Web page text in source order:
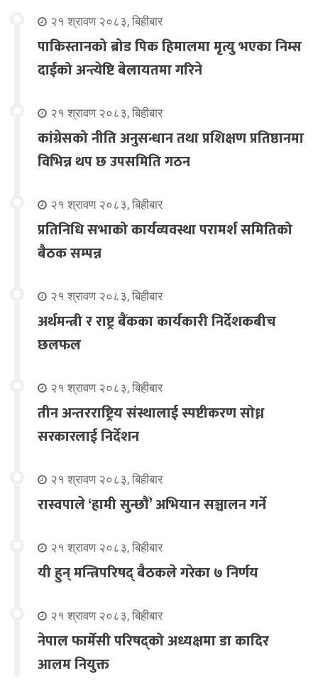
२१ श्रावण २०८३, बिहीबार
पाकिस्तानको ब्रोड पिक हिमालमा मृत्यु भएका निम्स
दाईको अन्त्येष्टि बेलायतमा गरिने
२१ श्रावण २०८३, बिहीबार
कांग्रेसको नीति अनुसन्धान तथा प्रशिक्षण प्रतिष्ठानमा
विभिन्न थप छ उपसमिति गठन
२१ श्रावण २०८३, बिहीबार
प्रतिनिधि सभाको कार्यव्यवस्था परामर्श समितिको
बैठक सम्पन्न
२१ श्रावण २०८३, बिहीबार
अर्थमन्त्री र राष्ट्र बैंकका कार्यकारी निर्देशकबीच
छलफल
२१ श्रावण २०८३, बिहीबार
तीन अन्तरराष्ट्रिय संस्थालाई स्पष्टीकरण सोध्न
सरकारलाई निर्देशन
२१ श्रावण २०८३, बिहीबार
रास्वपाले ‘हामी सुन्छौँ’ अभियान सञ्चालन गर्ने
२१ श्रावण २०८३, बिहीबार
यी हुन् मन्त्रिपरिषद् बैठकले गरेका ७ निर्णय
२१ श्रावण २०८३, बिहीबार
नेपाल फार्मेसी परिषद्को अध्यक्षमा डा कादिर
आलम नियुक्त